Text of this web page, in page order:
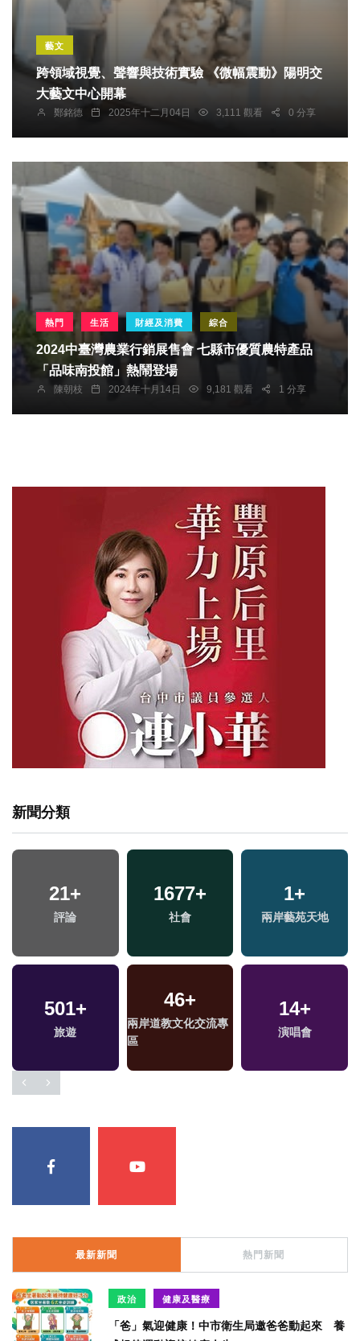
藝文
跨領域視覺、聲響與技術實驗 《微幅震動》陽明交
大藝文中心開幕
鄭銘德 2025年十二月04日 3,111 觀看 0 分享
熱門 生活 財經及消費 綜合
2024中臺灣農業行銷展售會 七縣市優質農特產品
「品味南投館」熱鬧登場
陳朝枝 2024年十月14日 9,181 觀看 1 分享
新聞分類
84+
兩岸
1996+
生活
824
文教
2+ 26+
司法放大鏡
424+
熱門
最新新聞 熱門新聞
政治 健康及醫療
「爸」氣迎健康！中市衛生局邀爸爸動起來 養